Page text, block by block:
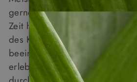
gerne als 8. Weltwunder
Zeit hat, dem empfehlen wir
des Kanals. Diese bietet die
beeindruckende
erleben. Danach leitet der